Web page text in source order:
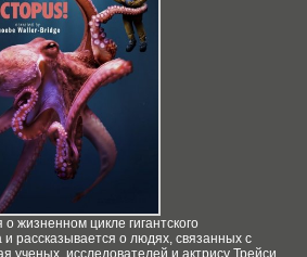
жизненном цикле гигантского
и рассказывается о людях, связанных с
ученых, исследователей и актрису Трейси